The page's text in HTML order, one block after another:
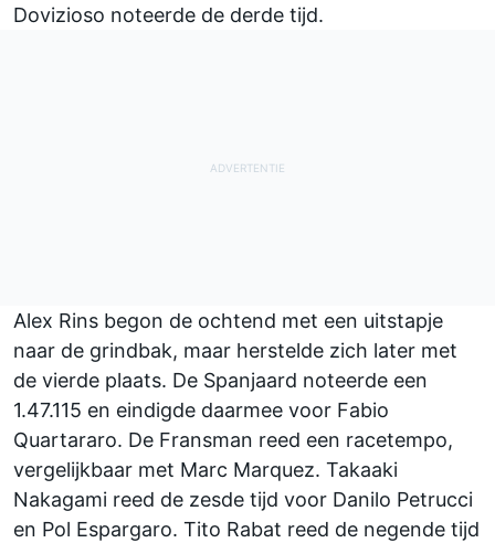
Dovizioso noteerde de derde tijd.
Alex Rins begon de ochtend met een uitstapje
naar de grindbak, maar herstelde zich later met
de vierde plaats. De Spanjaard noteerde een
1.47.115 en eindigde daarmee voor Fabio
Quartararo. De Fransman reed een racetempo,
vergelijkbaar met Marc Marquez. Takaaki
Nakagami reed de zesde tijd voor Danilo Petrucci
en Pol Espargaro. Tito Rabat reed de negende tijd